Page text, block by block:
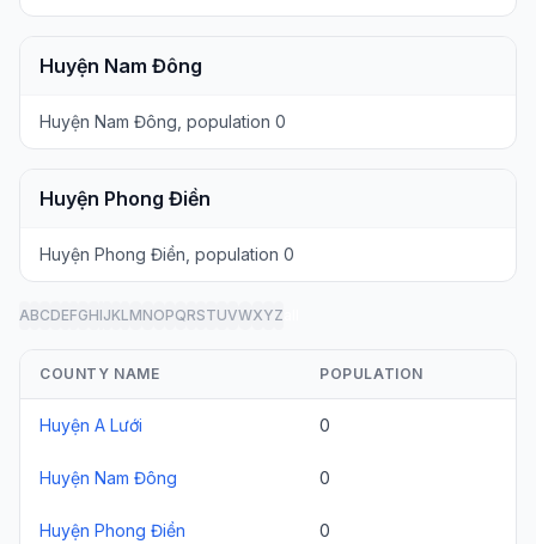
Huyện Nam Đông
Huyện Nam Đông, population 0
Huyện Phong Điền
Huyện Phong Điền, population 0
ABCDEFGHIJKLMNOPQRSTUVWXYZ
COUNTY NAME POPULATION
Huyện A Lưới 0
Huyện Nam Đông 0
Huyện Phong Điền 0